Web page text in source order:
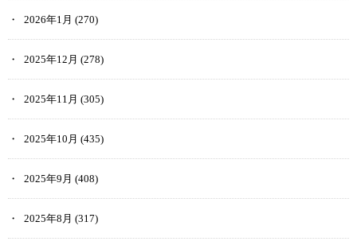
既にメタマスクを準備済みの方は、マイページから「MetaMaskに接
続」をタップしてください。
「MetaMaskをインストール」から取得することが可能です。
Coincheck NFTとメタマスクを連携できたら、すべての手順が完了で
す。
2026年1月 (270)
2025年12月 (278)
2025年11月 (305)
2025年10月 (435)
2025年9月 (408)
2025年8月 (317)